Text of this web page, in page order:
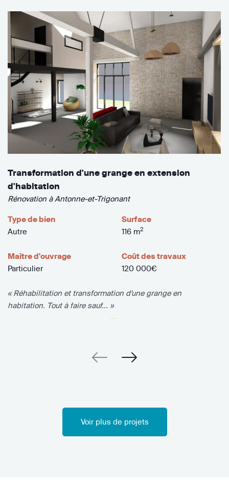
Transformation d'une grange en extension
d'habitation
Rénovation à Antonne-et-Trigonant
Type de bien
Autre
Surface
116 m2
Maître d'ouvrage
Particulier
Coût des travaux
120 000€
« Réhabilitation et transformation d'une grange en
habitation. Tout à faire sauf... »
Voir plus de projets